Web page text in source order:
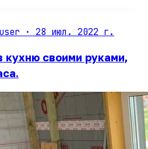
· 28 июл. 2022 г.
кухню своими руками,